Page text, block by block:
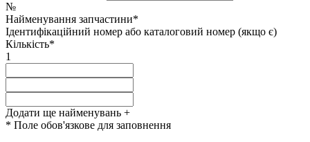
№
Найменування запчастини*
Ідентифікаційний номер або каталоговий номер (якщо є)
Кількість*
1
Додати ще найменувань +
* Поле обов'язкове для заповнення